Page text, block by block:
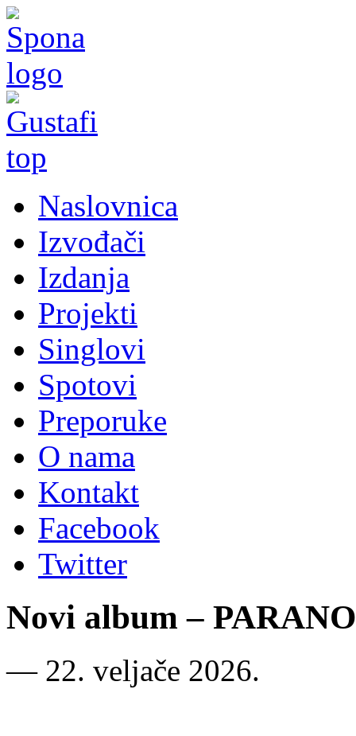
Naslovnica
Izvođači
Izdanja
Projekti
Singlovi
Spotovi
Preporuke
O nama
Kontakt
Facebook
Twitter
Novi album –
― 22. veljače 2026.